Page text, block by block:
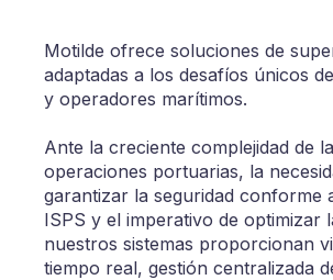
Motilde ofrece soluciones de
adaptadas a los desafíos únicos
y operadores marítimos.
Ante la creciente complejidad de
operaciones portuarias, la
garantizar la seguridad conforme
ISPS y el imperativo de optimizar
nuestros sistemas proporcionan
tiempo real, gestión centralizada